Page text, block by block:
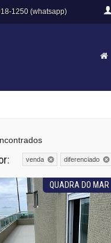
1250 (whatsapp)
venda diferenciado
QUADRA DO MAR